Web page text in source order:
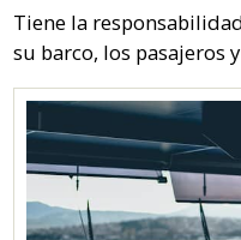
Tiene la
su barco, los pasajeros